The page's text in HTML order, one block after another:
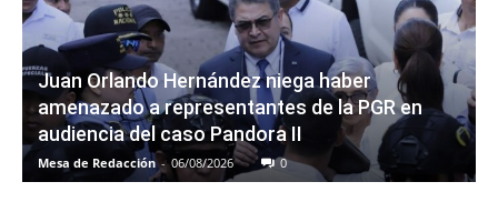
Juan Orlando Hernández niega haber
amenazado a representantes de la PGR en
audiencia del caso Pandora II
Mesa de Redacción - 06/08/2026 0